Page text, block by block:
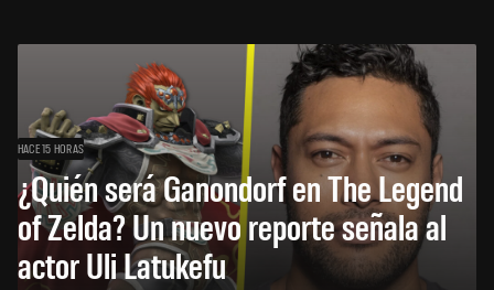
HACE 15 HORAS
¿Quién será Ganondorf en The Legend
of Zelda? Un nuevo reporte señala al
actor Uli Latukefu